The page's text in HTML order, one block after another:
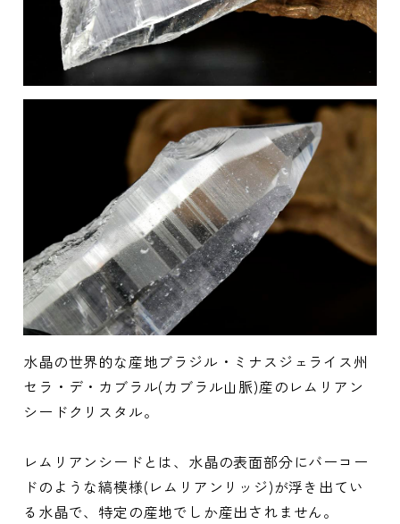
水晶の世界的な産地ブラジル・ミナスジェライス州
セラ・デ・カブラル(カブラル山脈)産のレムリアン
シードクリスタル。
レムリアンシードとは、水晶の表面部分にバーコー
ドのような縞模様(レムリアンリッジ)が浮き出てい
る水晶で、特定の産地でしか産出されません。